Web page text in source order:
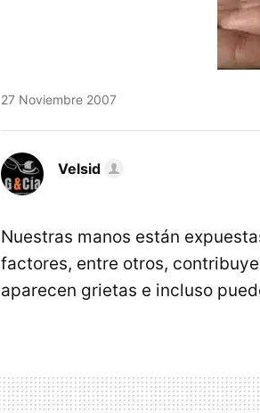
27 Noviembre 2007
Velsid
Nuestras manos están
factores, entre otros,
aparecen grietas e incluso